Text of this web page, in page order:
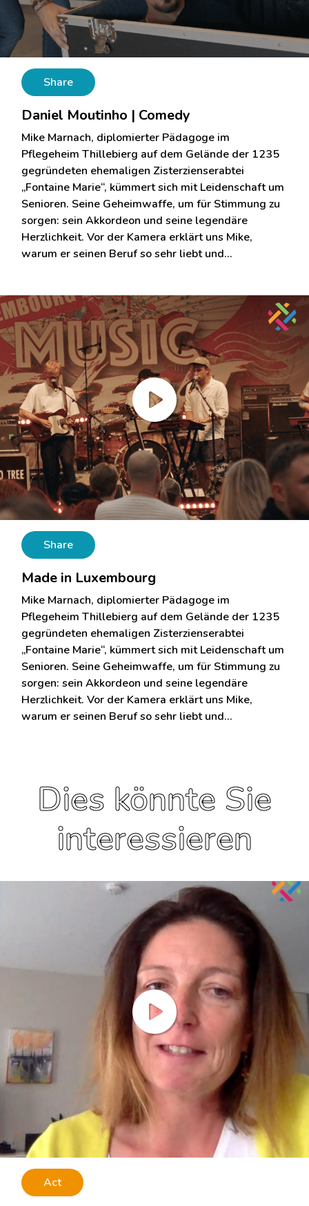
Share
Daniel Moutinho | Comedy
Mike Marnach, diplomierter Pädagoge im
Pflegeheim Thillebierg auf dem Gelände der 1235
gegründeten ehemaligen Zisterzienserabtei
„Fontaine Marie“, kümmert sich mit Leidenschaft um
Senioren. Seine Geheimwaffe, um für Stimmung zu
sorgen: sein Akkordeon und seine legendäre
Herzlichkeit. Vor der Kamera erklärt uns Mike,
warum er seinen Beruf so sehr liebt und…
Share
Made in Luxembourg
Mike Marnach, diplomierter Pädagoge im
Pflegeheim Thillebierg auf dem Gelände der 1235
gegründeten ehemaligen Zisterzienserabtei
„Fontaine Marie“, kümmert sich mit Leidenschaft um
Senioren. Seine Geheimwaffe, um für Stimmung zu
sorgen: sein Akkordeon und seine legendäre
Herzlichkeit. Vor der Kamera erklärt uns Mike,
warum er seinen Beruf so sehr liebt und…
Dies könnte Sie
interessieren
Act